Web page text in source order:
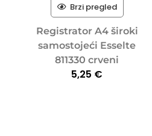
Brzi pregled
Registrator A4 široki
samostojeći Esselte
811330 crveni
5,25 €